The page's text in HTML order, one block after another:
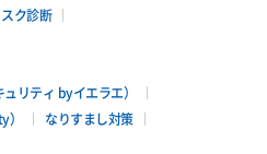
ク診断
リティ byイエラエ）
なりすまし対策